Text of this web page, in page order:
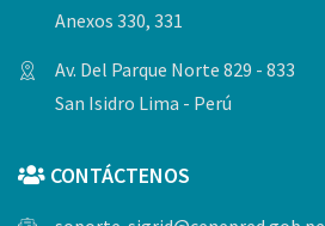
Anexos 330, 331
Av. Del Parque Norte 829 - 833
San Isidro Lima - Perú
CONTÁCTENOS